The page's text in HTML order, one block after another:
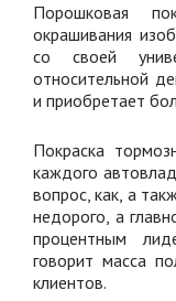
Порошковая
окрашивания
со своей
относительной
и приобретает
Покраска
каждого
вопрос, как, а
недорого, а
процентным
говорит масса
клиентов.